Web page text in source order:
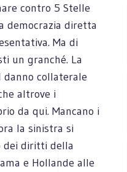
contro 5 Stelle
democrazia diretta
Ma di
un granché. La
collaterale
altrove i
da qui. Mancano i
la sinistra si
dei diritti della
e Hollande alle